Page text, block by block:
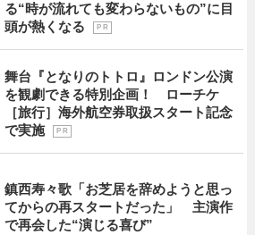
る“時が流れても変わらないもの”に目
頭が熱くなる
P R
舞台『となりのトトロ』ロンドン公演
を観劇できる特別企画！ ローチケ
［旅行］海外航空券取扱スタート記念
で実施
P R
鎮西寿々歌「お芝居を辞めようと思っ
てからの再スタートだった」 主演作
で再会した“演じる喜び”